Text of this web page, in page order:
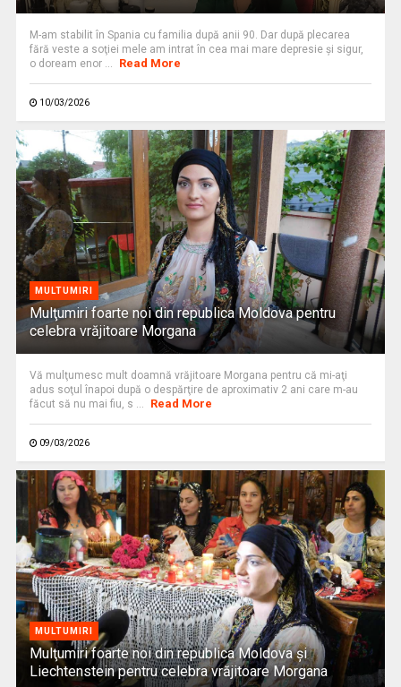
M-am stabilit în Spania cu familia după anii 90. Dar după plecarea
fără veste a soţiei mele am intrat în cea mai mare depresie şi sigur,
o doream enor ...
Read More
10/03/2026
MULTUMIRI
Mulţumiri foarte noi din republica Moldova pentru
celebra vrăjitoare Morgana
Vă mulţumesc mult doamnă vrăjitoare Morgana pentru că mi-aţi
adus soţul înapoi după o despărţire de aproximativ 2 ani care m-au
făcut să nu mai fiu, s ...
Read More
09/03/2026
MULTUMIRI
Mulţumiri foarte noi din republica Moldova și
Liechtenstein pentru celebra vrăjitoare Morgana